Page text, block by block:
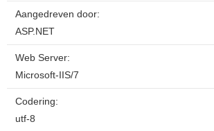
Aangedreven door:
ASP.NET
Web Server:
Microsoft-IIS/7
Codering:
utf-8